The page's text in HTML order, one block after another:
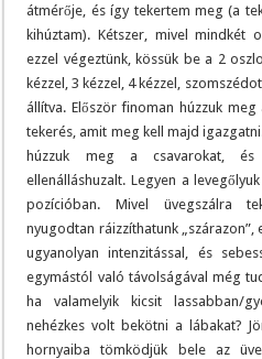
átmérője, és így tekertem meg (a
kihúztam). Kétszer, mivel mindkét
ezzel végeztünk, kössük be a 2
kézzel, 3 kézzel, 4 kézzel,
állítva. Először finoman húzzuk
tekerés, amit meg kell majd
húzzuk meg a csavarokat,
ellenálláshuzalt. Legyen a
pozícióban. Mivel üvegszálra
nyugodtan ráizzíthatunk „szárazon”,
ugyanolyan intenzitással, és
egymástól való távolságával még
ha valamelyik kicsit lassabban/
nehézkes volt bekötni a lábakat?
hornyaiba tömködjük bele az